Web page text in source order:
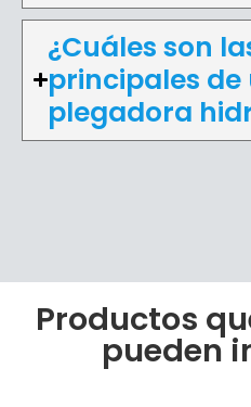
¿Cuáles son
principales de
plegadora
Productos
pueden